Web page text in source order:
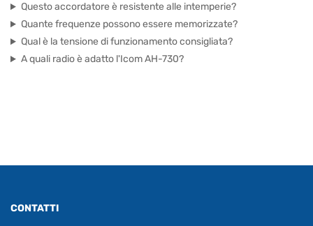
Questo accordatore è resistente alle intemperie?
Quante frequenze possono essere memorizzate?
Qual è la tensione di funzionamento consigliata?
A quali radio è adatto l'Icom AH-730?
CONTATTI